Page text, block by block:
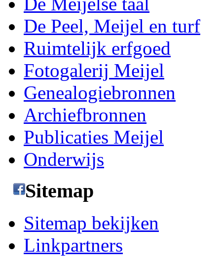
De Peel, Meijel en turf
Ruimtelijk erfgoed
Fotogalerij Meijel
Genealogiebronnen
Archiefbronnen
Publicaties Meijel
Onderwijs
Sitemap
Sitemap bekijken
Linkpartners